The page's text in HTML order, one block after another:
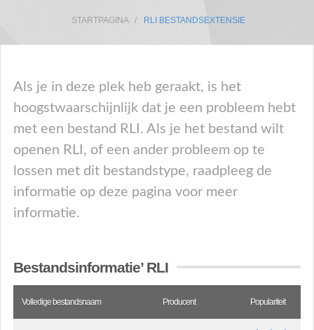
STARTPAGINA RLI BESTANDSEXTENSIE
Als je in deze plek heb geraakt, is het
hoogstwaarschijnlijk dat je een probleem hebt
met een bestand RLI. Als je het bestand wilt
openen RLI, of een ander probleem op te
lossen met dit bestandstype, raadpleeg de
informatie op deze pagina voor meer
informatie.
Bestandsinformatie’ RLI
Volledige bestandsnaam Producent Populariteit